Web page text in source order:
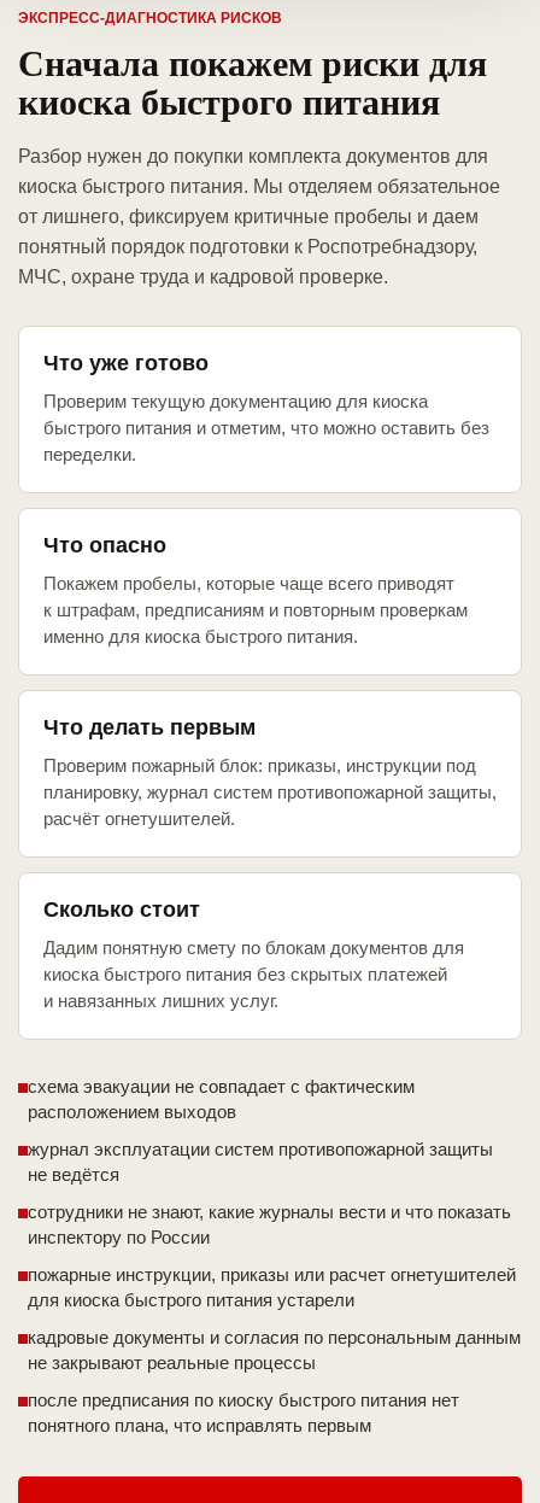
ЭКСПРЕСС-ДИАГНОСТИКА РИСКОВ
Сначала покажем риски для
киоска быстрого питания
Разбор нужен до покупки комплекта документов для
киоска быстрого питания. Мы отделяем обязательное
от лишнего, фиксируем критичные пробелы и даем
понятный порядок подготовки к Роспотребнадзору,
МЧС, охране труда и кадровой проверке.
Что уже готово
Проверим текущую документацию для киоска
быстрого питания и отметим, что можно оставить без
переделки.
Что опасно
Покажем пробелы, которые чаще всего приводят
к штрафам, предписаниям и повторным проверкам
именно для киоска быстрого питания.
Что делать первым
Проверим пожарный блок: приказы, инструкции под
планировку, журнал систем противопожарной защиты,
расчёт огнетушителей.
Сколько стоит
Дадим понятную смету по блокам документов для
киоска быстрого питания без скрытых платежей
и навязанных лишних услуг.
схема эвакуации не совпадает с фактическим
расположением выходов
журнал эксплуатации систем противопожарной защиты
не ведётся
сотрудники не знают, какие журналы вести и что показать
инспектору по России
пожарные инструкции, приказы или расчет огнетушителей
для киоска быстрого питания устарели
кадровые документы и согласия по персональным данным
не закрывают реальные процессы
после предписания по киоску быстрого питания нет
понятного плана, что исправлять первым